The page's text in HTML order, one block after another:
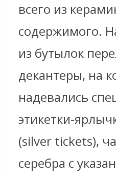
всего из
содержимого.
из бутылок
декантеры, на
надевались
этикетки-
(silver tickets),
серебра c